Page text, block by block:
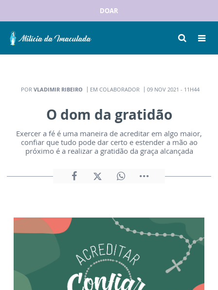
DOAR
POR VLADIMIR RIBEIRO EM COLABORADOR 09 NOV 2021 - 11H44
O dom da gratidão
Exercer a fé é uma maneira de acreditar em algo maior,
confiar que tudo pode dar certo e estender a mão ao
próximo é a realizar a gratidão da graça alcançada